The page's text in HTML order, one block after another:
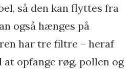
så den kan flyttes fra
også hænges på
har tre filtre – heraf
opfange røg, pollen og